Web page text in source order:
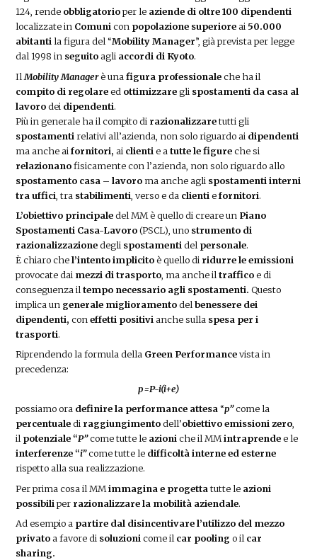
124, rende obbligatorioper le aziende di oltre 100 dipendenti
localizzate in Comunicon popolazione superioreai 50.000
abitantila figura del “Mobility Manager”, già prevista per legge
dal 1998 in seguitoagli accordi di Kyoto.
IlMobility Managerè unafigura professionaleche ha il
compito di regolareed ottimizzaregli spostamenti da casa al
lavorodei dipendenti.
Più in generale ha il compito di razionalizzaretutti gli
spostamenti relativi all’azienda, non solo riguardo ai dipendenti
ma anche aifornitori,ai clienti e atutte le figureche si
relazionanofisicamente con l’azienda, non solo riguardo allo
spostamento casa – lavoro ma anche agli spostamenti interni
tra uffici , tra stabilimenti , verso e da clientiefornitori.
L’obiettivo principaledel MM è quello di creare un Piano
Spostamenti Casa-Lavoro(PSCL), uno strumento di
razionalizzazionedegli spostamenti del personale.
È chiaro chel’intento implicitoè quello di ridurre le emissioni
provocate dai mezzi di trasporto , ma anche iltrafficoe di
conseguenza iltempo necessario agli spostamenti.Questo
implica un generale miglioramentodelbenessere dei
dipendenti, coneffetti positivi anche sulla spesa per i
trasporti.
Riprendendo la formula della Green Performancevista in
precedenza:
p=P-i(i+e)
possiamo ora definire la performance attesa“p”come la
percentualedi raggiungimentodell’obiettivo emissioni zero,
ilpotenziale “P”come tutte le azioniche il MMintraprendee le
interferenze “i”come tutte le difficoltà interne ed esterne
rispetto alla sua realizzazione.
Per prima cosa il MMimmagina e progetta tutte le azioni
possibiliper razionalizzare la mobilità aziendale.
Ad esempio a partire dal disincentivare l’utilizzo del mezzo
privatoa favore di soluzioni come il car pooling o il car
sharing.